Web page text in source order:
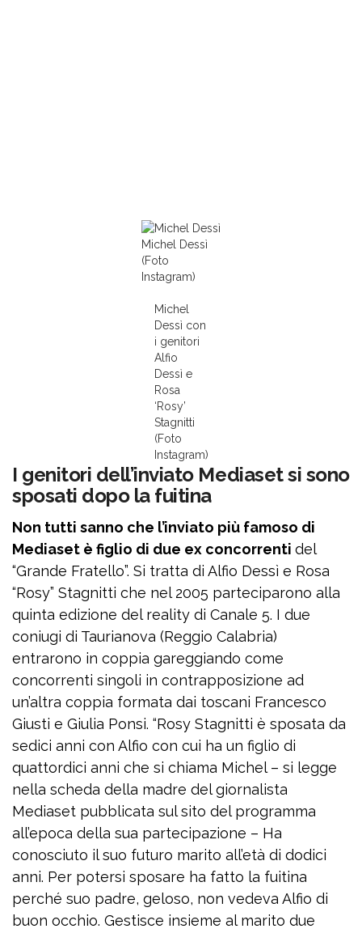
Michel Dessì
(Foto
Instagram)
Michel
Dessì con
i genitori
Alfio
Dessì e
Rosa
‘Rosy’
Stagnitti
(Foto
Instagram)
I genitori dell’inviato Mediaset si sono
sposati dopo la fuitina
Non tutti sanno che l’inviato più famoso di
Mediaset è figlio di due ex concorrenti del
“Grande Fratello”. Si tratta di Alfio Dessì e Rosa
“Rosy” Stagnitti che nel 2005 parteciparono alla
quinta edizione del reality di Canale 5. I due
coniugi di Taurianova (Reggio Calabria)
entrarono in coppia gareggiando come
concorrenti singoli in contrapposizione ad
un’altra coppia formata dai toscani Francesco
Giusti e Giulia Ponsi. “Rosy Stagnitti è sposata da
sedici anni con Alfio con cui ha un figlio di
quattordici anni che si chiama Michel – si legge
nella scheda della madre del giornalista
Mediaset pubblicata sul sito del programma
all’epoca della sua partecipazione – Ha
conosciuto il suo futuro marito all’età di dodici
anni. Per potersi sposare ha fatto la fuitina
perché suo padre, geloso, non vedeva Alfio di
buon occhio. Gestisce insieme al marito due